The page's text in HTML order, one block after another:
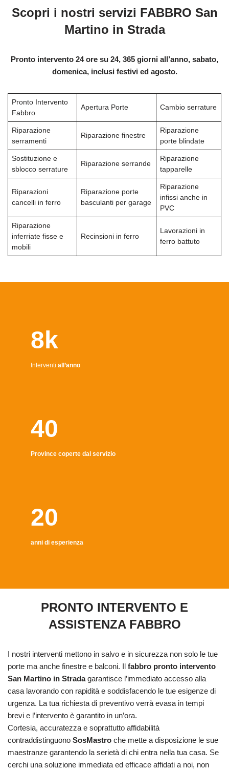
Scopri i nostri servizi FABBRO San
Martino in Strada
Pronto intervento 24 ore su 24, 365 giorni all’anno, sabato,
domenica, inclusi festivi ed agosto.
Pronto Intervento
Fabbro
Apertura Porte Cambio serrature
Riparazione
serramenti
Riparazione finestre
Riparazione
porte blindate
Sostituzione e
sblocco serrature
Riparazione serrande
Riparazione
tapparelle
Riparazioni
cancelli in ferro
Riparazione porte
basculanti per garage
Riparazione
infissi anche in
PVC
Riparazione
inferriate fisse e
mobili
Recinsioni in ferro
Lavorazioni in
ferro battuto
8k
Interventi all’anno
40
Province coperte dal servizio
20
anni di esperienza
PRONTO INTERVENTO E
ASSISTENZA FABBRO
I nostri interventi mettono in salvo e in sicurezza non solo le tue
porte ma anche finestre e balconi. Il fabbro pronto intervento
San Martino in Stradagarantisce l’immediato accesso alla
casa lavorando con rapidità e soddisfacendo le tue esigenze di
urgenza. La tua richiesta di preventivo verrà evasa in tempi
brevi e l’intervento è garantito in un’ora.
Cortesia, accuratezza e soprattutto affidabilità
contraddistinguono SosMastro che mette a disposizione le sue
maestranze garantendo la serietà di chi entra nella tua casa. Se
cerchi una soluzione immediata ed efficace affidati a noi, non